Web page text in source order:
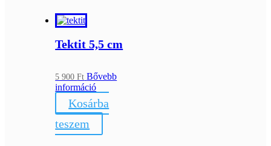
Tektit 5,5 cm
5 900Ft Bővebb
információ
Kosárba
teszem